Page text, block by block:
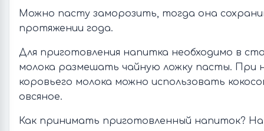
Можно пасту заморозить, тогда она
протяжении года.
Для приготовления напитка необходимо в
молока размешать чайную ложку пасты. При
коровьего молока можно использовать
овсяное.
Как принимать приготовленный напиток?